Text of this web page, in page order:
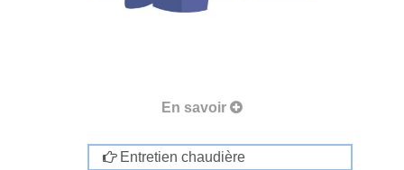
En savoir
Entretien chaudière